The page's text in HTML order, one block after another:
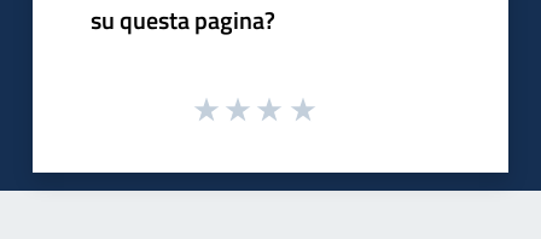
su questa pagina?